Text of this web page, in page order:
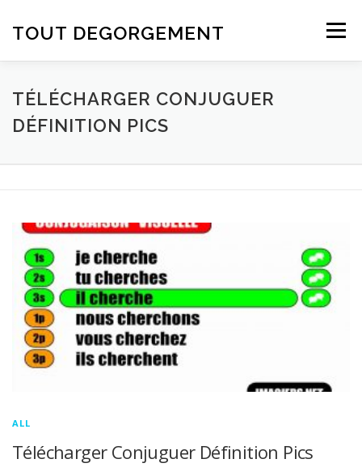
TOUT DEGORGEMENT Menu
TÉLÉCHARGER CONJUGUER
DÉFINITION PICS
ALL
Télécharger Conjuguer Définition Pics